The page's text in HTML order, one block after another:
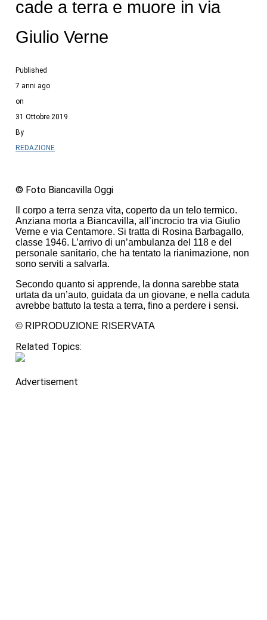
cade a terra e muore in via
Giulio Verne
Published
7 anni ago
on
31 Ottobre 2019
By
REDAZIONE
© Foto Biancavilla Oggi
Il corpo a terra senza vita, coperto da un telo termico.
Anziana morta a Biancavilla, all’incrocio tra via Giulio
Verne e via Centamore. Si tratta di Rosina Barbagallo,
classe 1946. L’arrivo di un’ambulanza del 118 e del
personale sanitario, che ha tentato la rianimazione, non
sono serviti a salvarla.
Secondo quanto si apprende, la donna sarebbe stata
urtata da un’auto, guidata da un giovane, e nella caduta
avrebbe battuto la testa a terra, fino a perdere i sensi.
© RIPRODUZIONE RISERVATA
Related Topics:
Advertisement